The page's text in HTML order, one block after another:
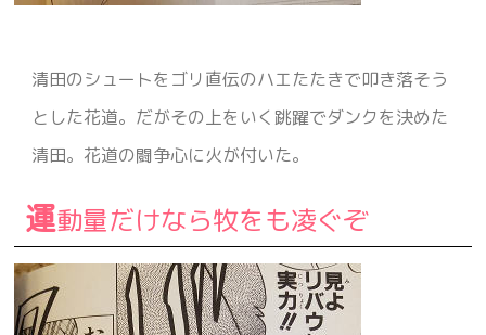
清田のシュートをゴリ直伝のハエたたきで叩き落そう
とした花道。だがその上をいく跳躍でダンクを決めた
清田。花道の闘争心に火が付いた。
運動量だけなら牧をも凌ぐぞ